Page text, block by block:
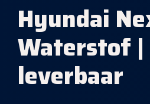
Hyundai
Waterstof
leverbaar